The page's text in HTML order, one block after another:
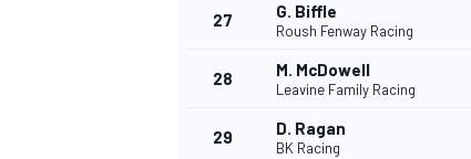
27 G. Biffle
Roush Fenway Racing
28 M. McDowell
Leavine Family Racing
29 D. Ragan
BK Racing